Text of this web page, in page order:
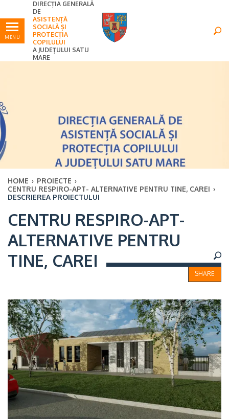
MENU
DIRECȚIA GENERALĂ
DE
ASISTENȚĂ
SOCIALĂ ȘI
PROTECȚIA
COPILULUI
A JUDEȚULUI SATU
MARE
Ultimele
HOME › PROIECTE ›
CENTRU RESPIRO-APT- ALTERNATIVE PENTRU TINE, CAREI ›
DESCRIEREA PROIECTULUI
Ultimele Oricând
CENTRU RESPIRO-APT-
ALTERNATIVE PENTRU
TINE, CAREI
SHARE